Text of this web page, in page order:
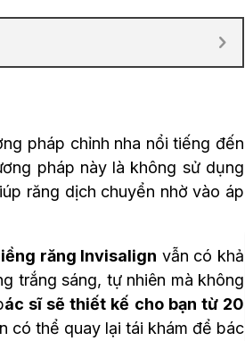
pháp chỉnh nha nổi tiếng đến
pháp này là không sử dụng
răng dịch chuyển nhờ vào áp
răng Invisalign vẫn có khả
trắng sáng, tự nhiên mà không
ác sĩ sẽ thiết kế cho bạn từ 20
có thể quay lại tái khám để bác